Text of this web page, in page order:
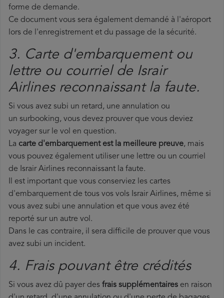
forme de demande.
Ce document vous sera également demandé à l'aéroport
lors de l'enregistrement et du passage de la sécurité.
3. Carte d'embarquement ou
lettre ou courriel de Israir
Airlines reconnaissant la faute.
Si vous avez subi un retard, une annulation ou
un surbooking, vous devez prouver que vous deviez
voyager sur le vol en question.
La carte d'embarquement est la meilleure preuve, mais
vous pouvez également utiliser une lettre ou un courriel
de Israir Airlines reconnaissant la faute.
Il est important que vous conserviez les cartes
d'embarquement de tous vos vols Israir Airlines, même si
vous avez subi une annulation et que vous avez été
reporté sur un autre vol.
Dans le cas contraire, il sera difficile de prouver que vous
avez subi un incident.
4. Frais pouvant être crédités
Si vous avez dû payer des frais supplémentaires en raison